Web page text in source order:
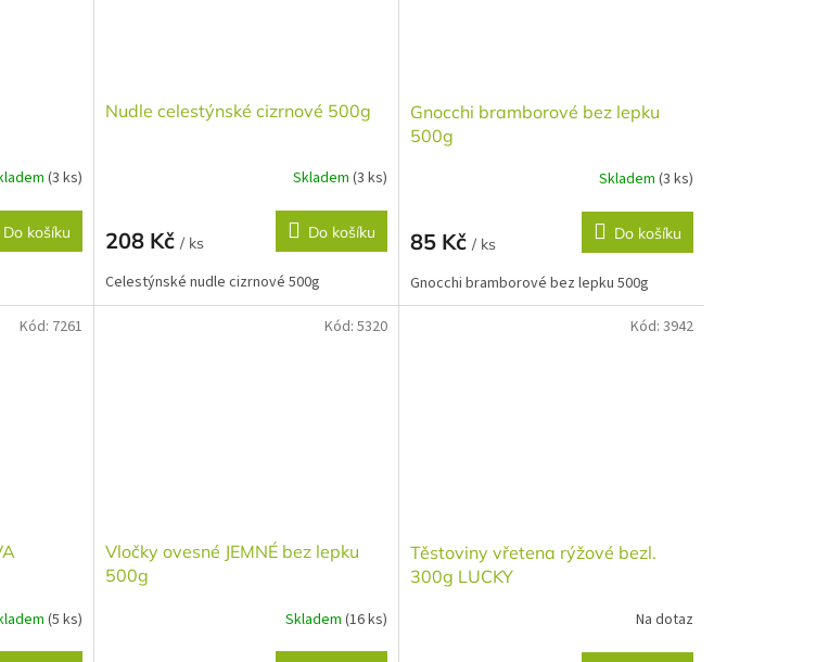
(3 ks)
Do košíku
Nudle celestýnské cizrnové 500g
Skladem (3 ks)
208 Kč / ks
Do košíku
Celestýnské nudle cizrnové 500g
Gnocchi bramborové bez lepku
500g
Skladem (3 ks)
85 Kč / ks
Do košíku
Gnocchi bramborové bez lepku 500g
(5 ks)
Kód: 7261
Vločky ovesné JEMNÉ bez lepku
500g
Skladem (16 ks)
Kód: 5320
Těstoviny vřetena rýžové bezl.
300g LUCKY
Na dotaz
Kód: 3942